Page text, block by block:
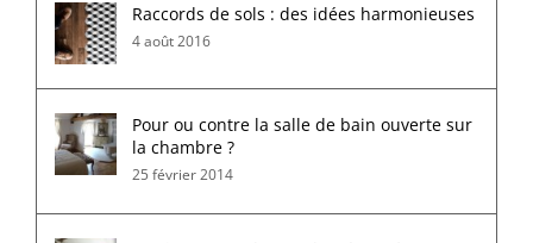
Raccords de sols : des idées harmonieuses
4 août 2016
Pour ou contre la salle de bain ouverte sur
la chambre ?
25 février 2014